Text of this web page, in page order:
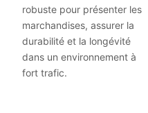
robuste pour présenter les
marchandises, assurer la
durabilité et la longévité
dans un environnement à
fort trafic.